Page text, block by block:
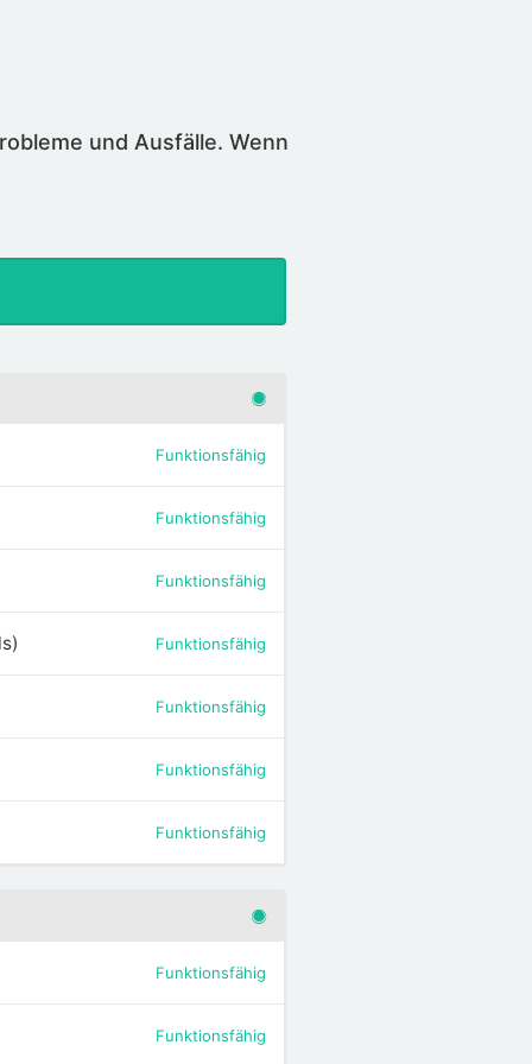
und Ausfälle. Wenn
Funktionsfähig
Funktionsfähig
Funktionsfähig
Funktionsfähig
Funktionsfähig
Funktionsfähig
Funktionsfähig
Funktionsfähig
Funktionsfähig